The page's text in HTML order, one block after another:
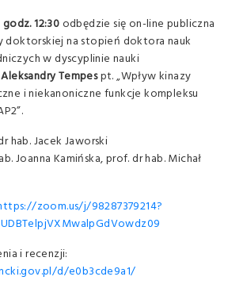
12:30odbędzie się on-line publiczna
doktorskiej na stopień doktora nauk
w dyscyplinie nauki
Tempespt. „Wpływ kinazy
i niekanoniczne funkcje kompleksu
hab. Jacek Jaworski
Joanna Kamińska, prof. dr hab. Michał
zoom.us/j/98287379214?
i recenzji:
d/e0b3cde9a1/